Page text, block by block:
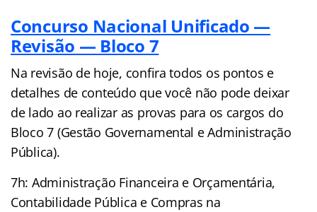
Concurso Nacional Unificado —
Revisão — Bloco 7
Na revisão de hoje, confira todos os pontos e
detalhes de conteúdo que você não pode deixar
de lado ao realizar as provas para os cargos do
Bloco 7 (Gestão Governamental e Administração
Pública).
7h: Administração Financeira e Orçamentária,
Contabilidade Pública e Compras na